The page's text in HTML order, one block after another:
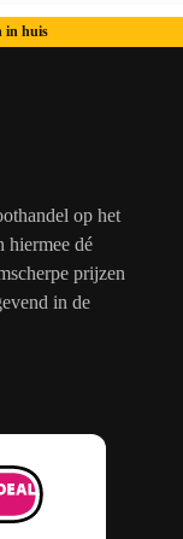
in huis
op het
hiermee dé
prijzen
in de